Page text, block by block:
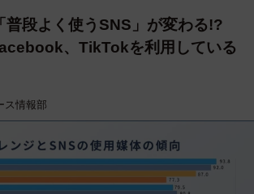
普段よく使うSNS」が変わる!?
、TikTokを利用している
ス情報部